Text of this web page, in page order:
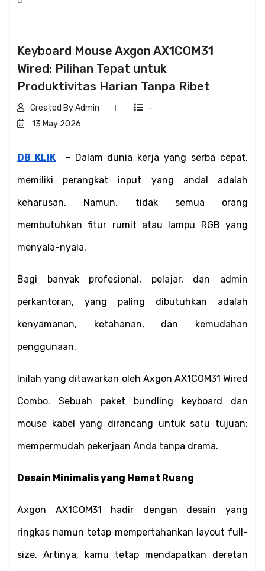
Keyboard Mouse Axgon AX1COM31
Wired: Pilihan Tepat untuk
Produktivitas Harian Tanpa Ribet
Created By Admin
-
13 May 2026
DB KLIK – Dalam dunia kerja yang serba cepat,
memiliki perangkat input yang andal adalah
keharusan. Namun, tidak semua orang
membutuhkan fitur rumit atau lampu RGB yang
menyala-nyala.
Bagi banyak profesional, pelajar, dan admin
perkantoran, yang paling dibutuhkan adalah
kenyamanan, ketahanan, dan kemudahan
penggunaan.
Inilah yang ditawarkan oleh Axgon AX1COM31 Wired
Combo. Sebuah paket bundling keyboard dan
mouse kabel yang dirancang untuk satu tujuan:
mempermudah pekerjaan Anda tanpa drama.
Desain Minimalis yang Hemat Ruang
Axgon AX1COM31 hadir dengan desain yang
ringkas namun tetap mempertahankan layout full-
size. Artinya, kamu tetap mendapatkan deretan